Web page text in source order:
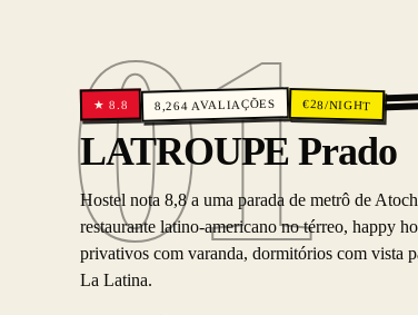
01
01
★8.8 8,264 AVALIAÇÕES €28/NIGHT
LATROUPE Prado
Hostel nota 8,8 a uma parada de metrô de
restaurante latino-americano no térreo, happy
privativos com varanda, dormitórios com vista
La Latina.